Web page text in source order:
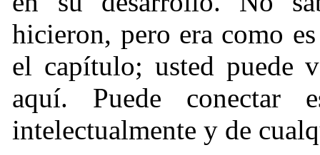
hicieron, pero era como
el capítulo; usted puede
aquí. Puede conectar
intelectualmente y de